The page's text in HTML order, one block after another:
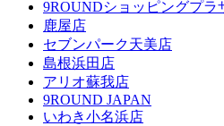
9ROUNDショッピングプラ
鹿屋店
セブンパーク天美店
島根浜田店
アリオ蘇我店
9ROUND JAPAN
いわき小名浜店